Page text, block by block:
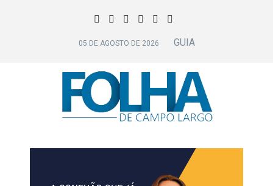
05 DE AGOSTO DE 2026 GUIA